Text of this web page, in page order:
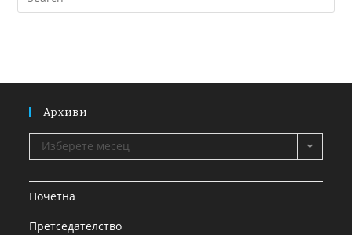
Архиви
Изберете месец
Почетна
Претседателство